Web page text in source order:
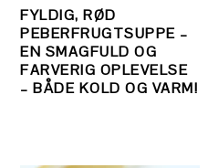
FYLDIG, RØD
PEBERFRUGTSUPPE –
EN SMAGFULD OG
FARVERIG OPLEVELSE
– BÅDE KOLD OG VARM!